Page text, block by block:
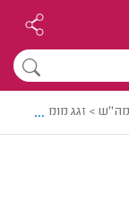
> זגג מומלץ - יורם
...